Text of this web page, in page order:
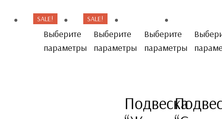
SALE!
Выберите
параметры
SALE!
Выберите
параметры
Выберите
параметры
Подвеска